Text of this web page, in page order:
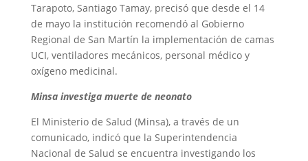
Tarapoto, Santiago Tamay, precisó que desde el 14
de mayo la institución recomendó al Gobierno
Regional de San Martín la implementación de camas
UCI, ventiladores mecánicos, personal médico y
oxígeno medicinal.
Minsa investiga muerte de neonato
El Ministerio de Salud (Minsa), a través de un
comunicado, indicó que la Superintendencia
Nacional de Salud se encuentra investigando los